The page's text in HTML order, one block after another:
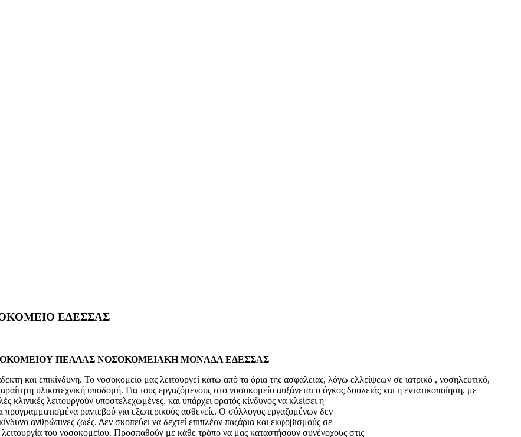
ΕΔΕΣΣΑΣ
ΠΕΛΛΑΣ ΝΟΣΟΚΟΜΕΙΑΚΗ ΜΟΝΑΔΑ ΕΔΕΣΣΑΣ
και επικίνδυνη. Το νοσοκομείο μας λειτουργεί κάτω από τα όρια της ασφάλειας, λόγω ελλείψεων σε ιατρικό , νοσηλευτικό,
υλικοτεχνική υποδομή. Για τους εργαζόμενους στο νοσοκομείο αυξάνεται ο όγκος δουλειάς και η εντατικοποίηση, με
κλινικές λειτουργούν υποστελεχωμένες, και υπάρχει ορατός κίνδυνος να κλείσει η
προγραμματισμένα ραντεβού για εξωτερικούς ασθενείς. Ο σύλλογος εργαζομένων δεν
ανθρώπινες ζωές. Δεν σκοπεύει να δεχτεί επιπλέον παζάρια και εκφοβισμούς σε
του νοσοκομείου. Προσπαθούν με κάθε τρόπο να μας καταστήσουν συνένοχους στις